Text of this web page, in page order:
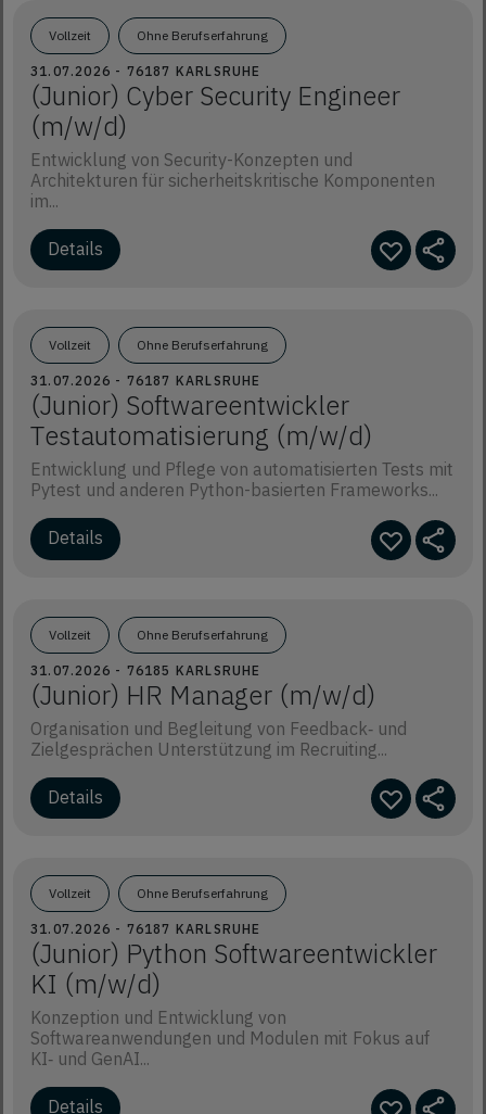
Vollzeit Ohne Berufserfahrung
31.07.2026 - 76187 KARLSRUHE
(Junior) Cyber Security Engineer
(m/w/d)
Entwicklung von Security-Konzepten und
Architekturen für sicherheitskritische Komponenten
im...
Details
Vollzeit Ohne Berufserfahrung
31.07.2026 - 76187 KARLSRUHE
(Junior) Softwareentwickler
Testautomatisierung (m/w/d)
Entwicklung und Pflege von automatisierten Tests mit
Pytest und anderen Python-basierten Frameworks...
Details
Vollzeit Ohne Berufserfahrung
31.07.2026 - 76185 KARLSRUHE
(Junior) HR Manager (m/w/d)
Organisation und Begleitung von Feedback‑ und
Zielgesprächen Unterstützung im Recruiting...
Details
Vollzeit Ohne Berufserfahrung
31.07.2026 - 76187 KARLSRUHE
(Junior) Python Softwareentwickler
KI (m/w/d)
Konzeption und Entwicklung von
Softwareanwendungen und Modulen mit Fokus auf
KI‑ und GenAI...
Details